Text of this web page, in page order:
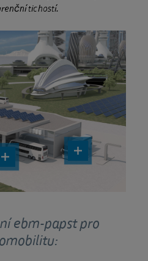
tichostí.
ebm-papst pro